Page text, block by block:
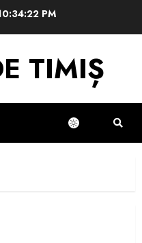
PM
TIMIȘ